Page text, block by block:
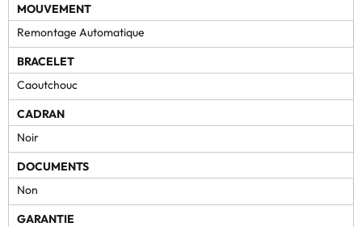
MOUVEMENT
Remontage Automatique
BRACELET
Caoutchouc
CADRAN
Noir
DOCUMENTS
Non
GARANTIE